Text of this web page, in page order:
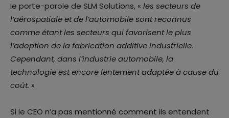
le porte-parole de SLM Solutions, « les secteurs de
l’aérospatiale et de l’automobile sont reconnus
comme étant les secteurs qui favorisent le plus
l’adoption de la fabrication additive industrielle.
Cependant, dans l’industrie automobile, la
technologie est encore lentement adaptée à cause du
coût. »
Si le CEO n’a pas mentionné comment ils entendent